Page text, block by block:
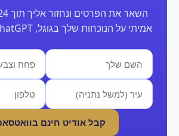
אמיתי על הנוכחות שלך בגוגל, ChatGPT ו-Perplexity.
קבל אודיט חינם